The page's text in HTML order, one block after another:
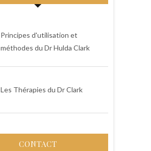
Principes d'utilisation et
méthodes du Dr Hulda Clark
Les Thérapies du Dr Clark
CONTACT